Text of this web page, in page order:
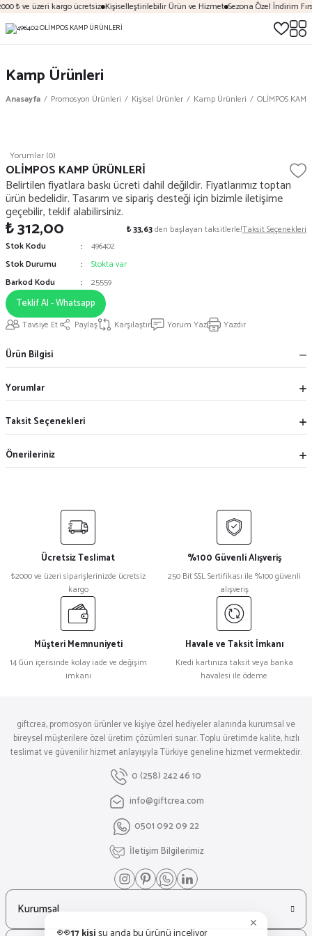
₺ ve üzeri kargo ücretsiz Kişiselleştirilebilir Ürün ve Hizmet Sezona Özel İndirim
Kamp Ürünleri
Anasayfa Promosyon Ürünleri Kişisel Ürünler Kamp Ürünleri OLİMPOS
Yorumlar (0)
OLİMPOS KAMP ÜRÜNLERİ
Belirtilen fiyatlara baskı ücreti dahil değildir. Fiyatlarımız toptan
ürün bedelidir. Tasarım ve sipariş desteği için bizimle iletişime
geçebilir, teklif alabilirsiniz.
₺ 312,00 ₺ 33,63den başlayan taksitlerle!Taksit Seçenekleri
Stok Kodu
496402
Stok Durumu
Stokta var
Barkod Kodu
25559
Teklif Al - Whatsapp
Tavsiye Et Paylaş Karşılaştır Yorum Yaz Yazdır
Ürün Bilgisi
Yorumlar
Taksit Seçenekleri
Önerileriniz
Ücretsiz Teslimat
₺2000 ve üzeri siparişlerinizde ücretsiz
kargo
%100 Güvenli Alışveriş
250 Bit SSL Sertifikası ile %100 güvenli
alışveriş
Müşteri Memnuniyeti
14 Gün içerisinde kolay iade ve değişim
imkanı
Havale ve Taksit İmkanı
Kredi kartınıza taksit veya banka
havalesi ile ödeme
giftcrea, promosyon ürünler ve kişiye özel hediyeler alanında kurumsal ve
bireysel müşterilere özel üretim çözümleri sunar. Toplu üretimde kalite, hızlı
teslimat ve güvenilir hizmet anlayışıyla Türkiye geneline hizmet vermektedir.
0 (258) 242 46 10
info@giftcrea.com
0501 092 09 22
İletişim Bilgilerimiz
Kurumsal
✕